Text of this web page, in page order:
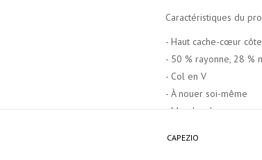
Caractéristiques du
- Haut cache-cœur
- 50 % rayonne, 28 %
- Col en V
- À nouer soi-même
- Manches longues
CAPEZIO